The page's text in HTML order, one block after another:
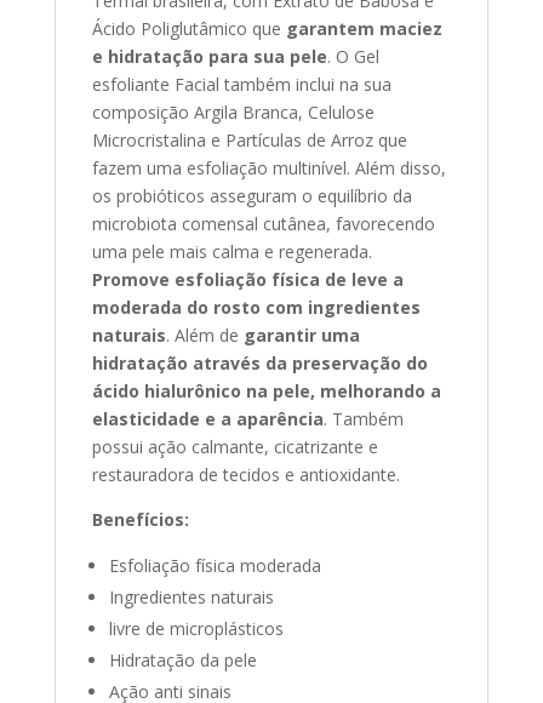
Ácido Poliglutâmico que garantem maciez
e hidratação para sua pele. O Gel
esfoliante Facial também inclui na sua
composição Argila Branca, Celulose
Microcristalina e Partículas de Arroz que
fazem uma esfoliação multinível. Além disso,
os probióticos asseguram o equilíbrio da
microbiota comensal cutânea, favorecendo
uma pele mais calma e regenerada.
Promove esfoliação física de leve a
moderada do rosto com ingredientes
naturais. Além de garantir uma
hidratação através da preservação do
ácido hialurônico na pele, melhorando a
elasticidade e a aparência. Também
possui ação calmante, cicatrizante e
restauradora de tecidos e antioxidante.
Benefícios:
Esfoliação física moderada
Ingredientes naturais
livre de microplásticos
Hidratação da pele
Ação anti sinais